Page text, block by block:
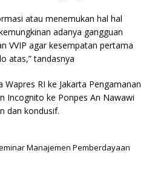
atau menemukan hal hal
adanya gangguan
VVIP agar kesempatan pertama
atas,” tandasnya
RI ke Jakarta Pengamanan
Incognito ke Ponpes An Nawawi
dan kondusif.
Manajemen Pemberdayaan